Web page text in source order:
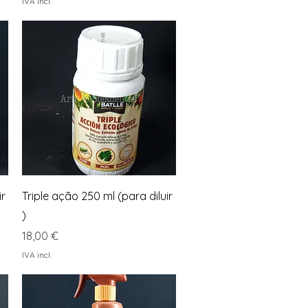
Visualização rápida
Triple ação 250 ml (para diluir
)
Preço
18,00 €
IVA incl.